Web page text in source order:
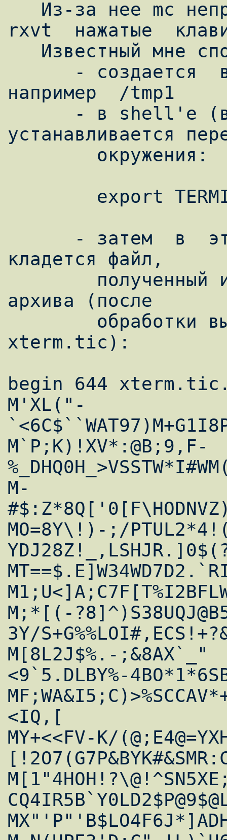
rxvt  нажатые
например  /tmp1
устанавливается
кладется файл,
архива (после
xterm.tic):
begin 644
M'XL("-
M`P;K)!XV*:@B;9,F-
M-
MO=8Y\!)-;/
M;*[(-
3Y/
M[8L2J$%.-;&8AX`_"
<9`5.DLBY%-
<IQ,[
MY+<<FV-K/